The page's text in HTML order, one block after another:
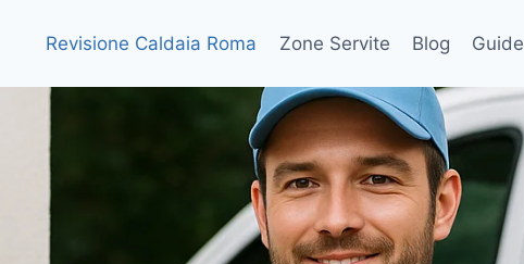
Revisione Caldaia Roma Zone Servite Blog Guide